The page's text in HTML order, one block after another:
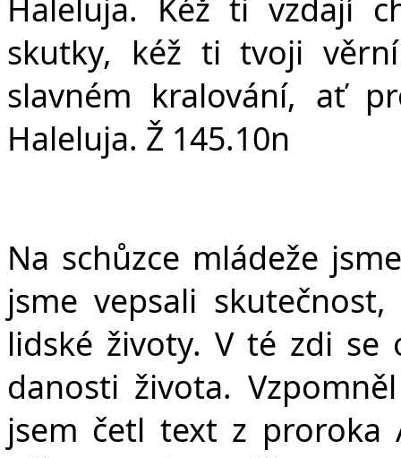
Haleluja. Kéž ti vzdají
skutky, kéž ti tvoji
slavném kralování, ať
Haleluja. Ž 145.10n
Na schůzce mládeže
jsme vepsali
lidské životy. V té zdi se
danosti života.
jsem četl text z proroka